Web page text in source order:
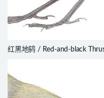
红黑地鸫 / Red-and-black